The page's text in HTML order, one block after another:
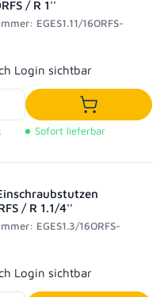
/ R 1''
EGES1.11/16ORFS-
Preis:
Login sichtbar
In den
Sofort lieferbar
/ R 1.1/4''
EGES1.3/16ORFS-
Preis:
Login sichtbar